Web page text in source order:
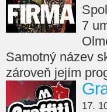
7
Samotný název
zároveň jejím
17.